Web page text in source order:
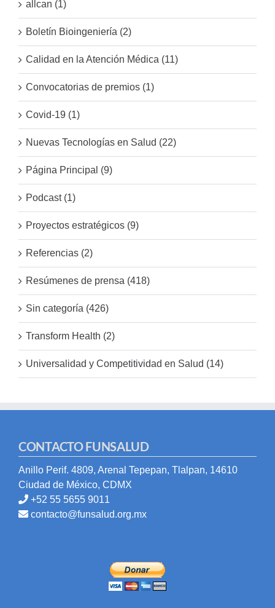
allcan (1)
Boletín Bioingeniería (2)
Calidad en la Atención Médica (11)
Convocatorias de premios (1)
Covid-19 (1)
Nuevas Tecnologías en Salud (22)
Página Principal (9)
Podcast (1)
Proyectos estratégicos (9)
Referencias (2)
Resúmenes de prensa (418)
Sin categoría (426)
Transform Health (2)
Universalidad y Competitividad en Salud (14)
CONTACTO FUNSALUD
Anillo Perif. 4809, Arenal Tepepan, Tlalpan, 14610
Ciudad de México, CDMX
+52 55 5655 9011
contacto@funsalud.org.mx